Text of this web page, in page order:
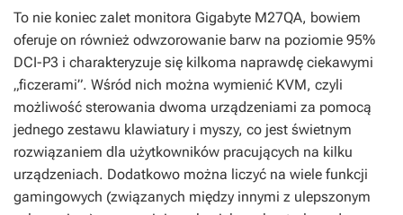
To nie koniec zalet monitora Gigabyte M27QA, bowiem
oferuje on również odwzorowanie barw na poziomie 95%
DCI-P3 i charakteryzuje się kilkoma naprawdę ciekawymi
„ficzerami”. Wśród nich można wymienić KVM, czyli
możliwość sterowania dwoma urządzeniami za pomocą
jednego zestawu klawiatury i myszy, co jest świetnym
rozwiązaniem dla użytkowników pracujących na kilku
urządzeniach. Dodatkowo można liczyć na wiele funkcji
gamingowych (związanych między innymi z ulepszonym